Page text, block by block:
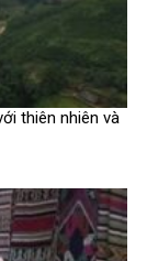
thiên nhiên và